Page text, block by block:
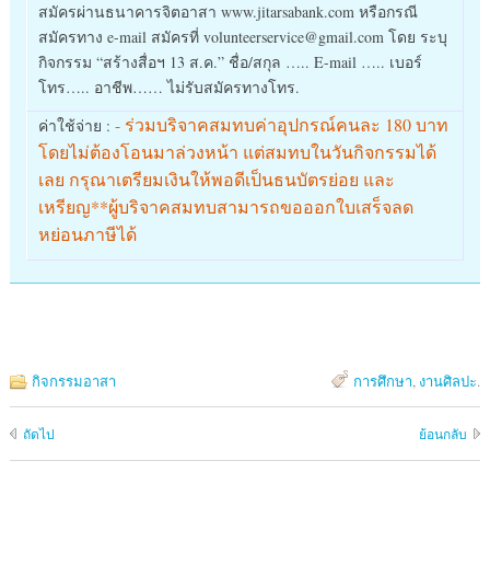
สมัครผ่านธนาคารจิตอาสา www.jitarsabank.com หรือกรณี
สมัครทาง e-mail สมัครที่ volunteerservice@gmail.com โดย ระบุ
กิจกรรม “สร้างสื่อฯ 13 ส.ค.” ชื่อ/สกุล ….. E-mail ….. เบอร์
โทร….. อาชีพ…… ไม่รับสมัครทางโทร.
ค่าใช้จ่าย : - ร่วมบริจาคสมทบค่าอุปกรณ์คนละ 180 บาท
โดยไม่ต้องโอนมาล่วงหน้า แต่สมทบในวันกิจกรรมได้
เลย กรุณาเตรียมเงินให้พอดีเป็นธนบัตรย่อย และ
เหรียญ**ผู้บริจาคสมทบสามารถขอออกใบเสร็จลด
หย่อนภาษีได้
กิจกรรมอาสา การศึกษา, งานศิลปะ.
ถัดไป ย้อนกลับ